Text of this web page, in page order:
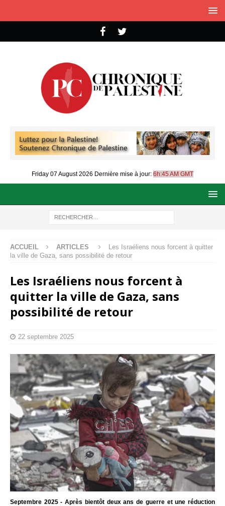
Friday 07 August 2026 Dernière mise à jour: 6h:45 AM GMT
ACCUEIL ARTICLES
Les Israéliens nous forcent à quitter
la ville de Gaza, sans possibilité de retour
Les Israéliens nous forcent à
quitter la ville de Gaza, sans
possibilité de retour
22 septembre 2025
Septembre 2025 - Après bientôt deux ans de guerre et une réduction